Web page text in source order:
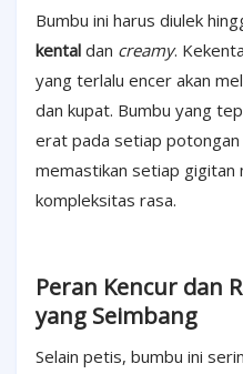
Bumbu ini harus diulek
kental dan creamy.
yang terlalu encer akan
dan kupat. Bumbu yang
erat pada setiap
memastikan setiap gigitan
kompleksitas rasa.
Peran Kencur dan
yang Seimbang
Selain petis, bumbu ini